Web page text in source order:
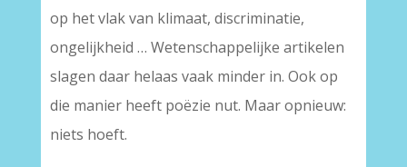
op het vlak van klimaat, discriminatie,
ongelijkheid … Wetenschappelijke artikelen
slagen daar helaas vaak minder in. Ook op
die manier heeft poëzie nut. Maar opnieuw:
niets hoeft.